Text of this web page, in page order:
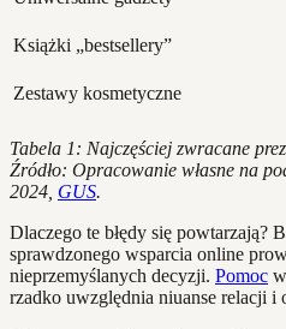
Książki „bestsellery”
Zestawy kosmetyczne
Tabela 1: Najczęściej zwracane
Źródło: Opracowanie własne na
2024, GUS.
Dlaczego te błędy się powtarzają?
sprawdzonego wsparcia online
nieprzemyślanych decyzji. Pomoc
rzadko uwzględnia niuanse relacji i